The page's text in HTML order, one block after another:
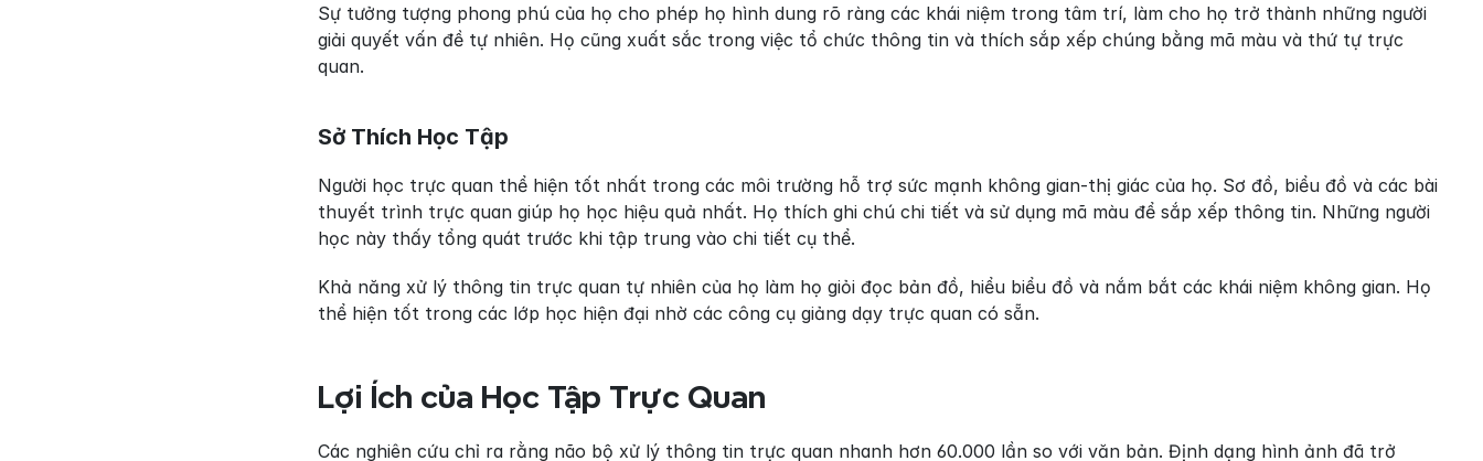
Sự tưởng tượng phong phú của họ cho phép họ hình dung rõ ràng các khái niệm trong tâm trí, làm cho họ trở thành những người
giải quyết vấn đề tự nhiên. Họ cũng xuất sắc trong việc tổ chức thông tin và thích sắp xếp chúng bằng mã màu và thứ tự trực
quan.
Sở Thích Học Tập
Người học trực quan thể hiện tốt nhất trong các môi trường hỗ trợ sức mạnh không gian-thị giác của họ. Sơ đồ, biểu đồ và các bài
thuyết trình trực quan giúp họ học hiệu quả nhất. Họ thích ghi chú chi tiết và sử dụng mã màu để sắp xếp thông tin. Những người
học này thấy tổng quát trước khi tập trung vào chi tiết cụ thể.
Khả năng xử lý thông tin trực quan tự nhiên của họ làm họ giỏi đọc bản đồ, hiểu biểu đồ và nắm bắt các khái niệm không gian. Họ
thể hiện tốt trong các lớp học hiện đại nhờ các công cụ giảng dạy trực quan có sẵn.
Lợi Ích của Học Tập Trực Quan
Các nghiên cứu chỉ ra rằng não bộ xử lý thông tin trực quan nhanh hơn 60.000 lần so với văn bản. Định dạng hình ảnh đã trở